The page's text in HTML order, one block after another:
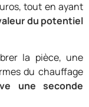
tout en ayant
du potentiel
la pièce, une
du chauffage
une seconde